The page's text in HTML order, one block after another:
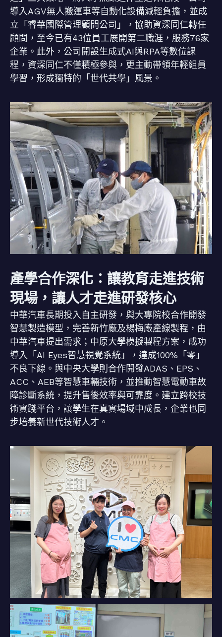
導入AGV無人搬運車等自動化設備減輕負擔，並成
立「睿華國際管理顧問公司」，協助資深同仁轉任
顧問，至今已有43位員工展開第二職涯，服務76家
企業。此外，公司開設生成式AI與RPA等數位課
程，資深同仁不僅積極參與，更主動帶領年輕組員
學習，形成獨特的「世代共學」風景。
產學合作深化：讓教育走進技術
現場，讓人才走進研發核心
中華汽車長期投入自主研發，與大專院校合作開發
智慧製造模型，完善新竹廠及楊梅廠產線製程，由
中華汽車提出需求；中原大學模擬製程方案，成功
導入「AI Eyes智慧視覺系統」，達成100%「零」
不良下線。與中央大學則合作開發ADAS、EPS、
ACC、AEB等智慧車輛技術，並推動智慧電動車故
障診斷系統，提升售後效率與可靠度。建立跨校技
術實踐平台，讓學生在真實場域中成長，企業也同
步培養新世代技術人才。